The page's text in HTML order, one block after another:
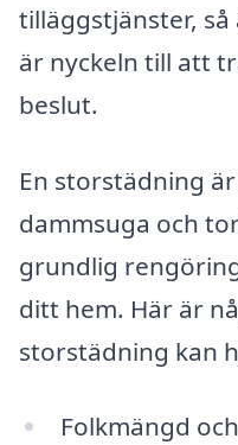
tilläggstjänster,
är nyckeln till att
beslut.
En storstädning
dammsuga och
grundlig
ditt hem. Här är
storstädning kan
Folkmängd